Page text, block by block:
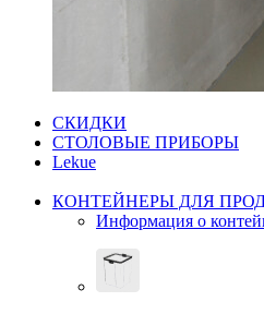
СКИДКИ
СТОЛОВЫЕ ПРИБОРЫ
Lekue
КОНТЕЙНЕРЫ ДЛЯ
Информация о